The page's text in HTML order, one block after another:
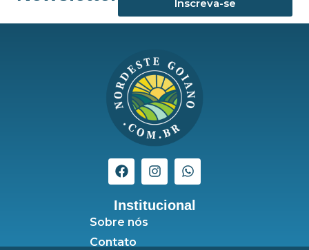
Inscreva-se
Institucional
Sobre nós
Contato